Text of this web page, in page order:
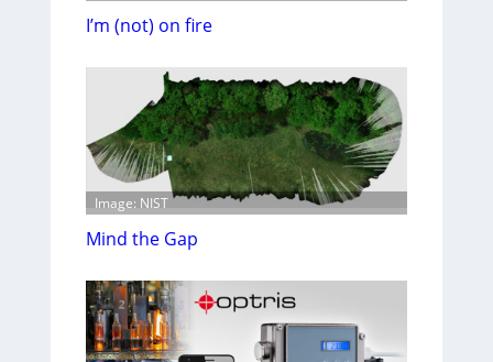
I’m (not) on fire
Image: NIST
Mind the Gap